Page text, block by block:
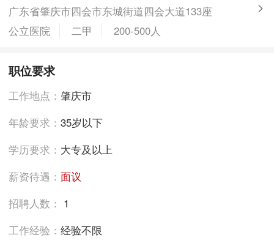
广东省肇庆市四会市东城街道四会大道133座
公立医院
二甲 200-500人
职位要求
工作地点： 肇庆市
年龄要求：35岁以下
学历要求： 大专及以上
薪资待遇：面议
招聘人数： 1
工作经验：经验不限